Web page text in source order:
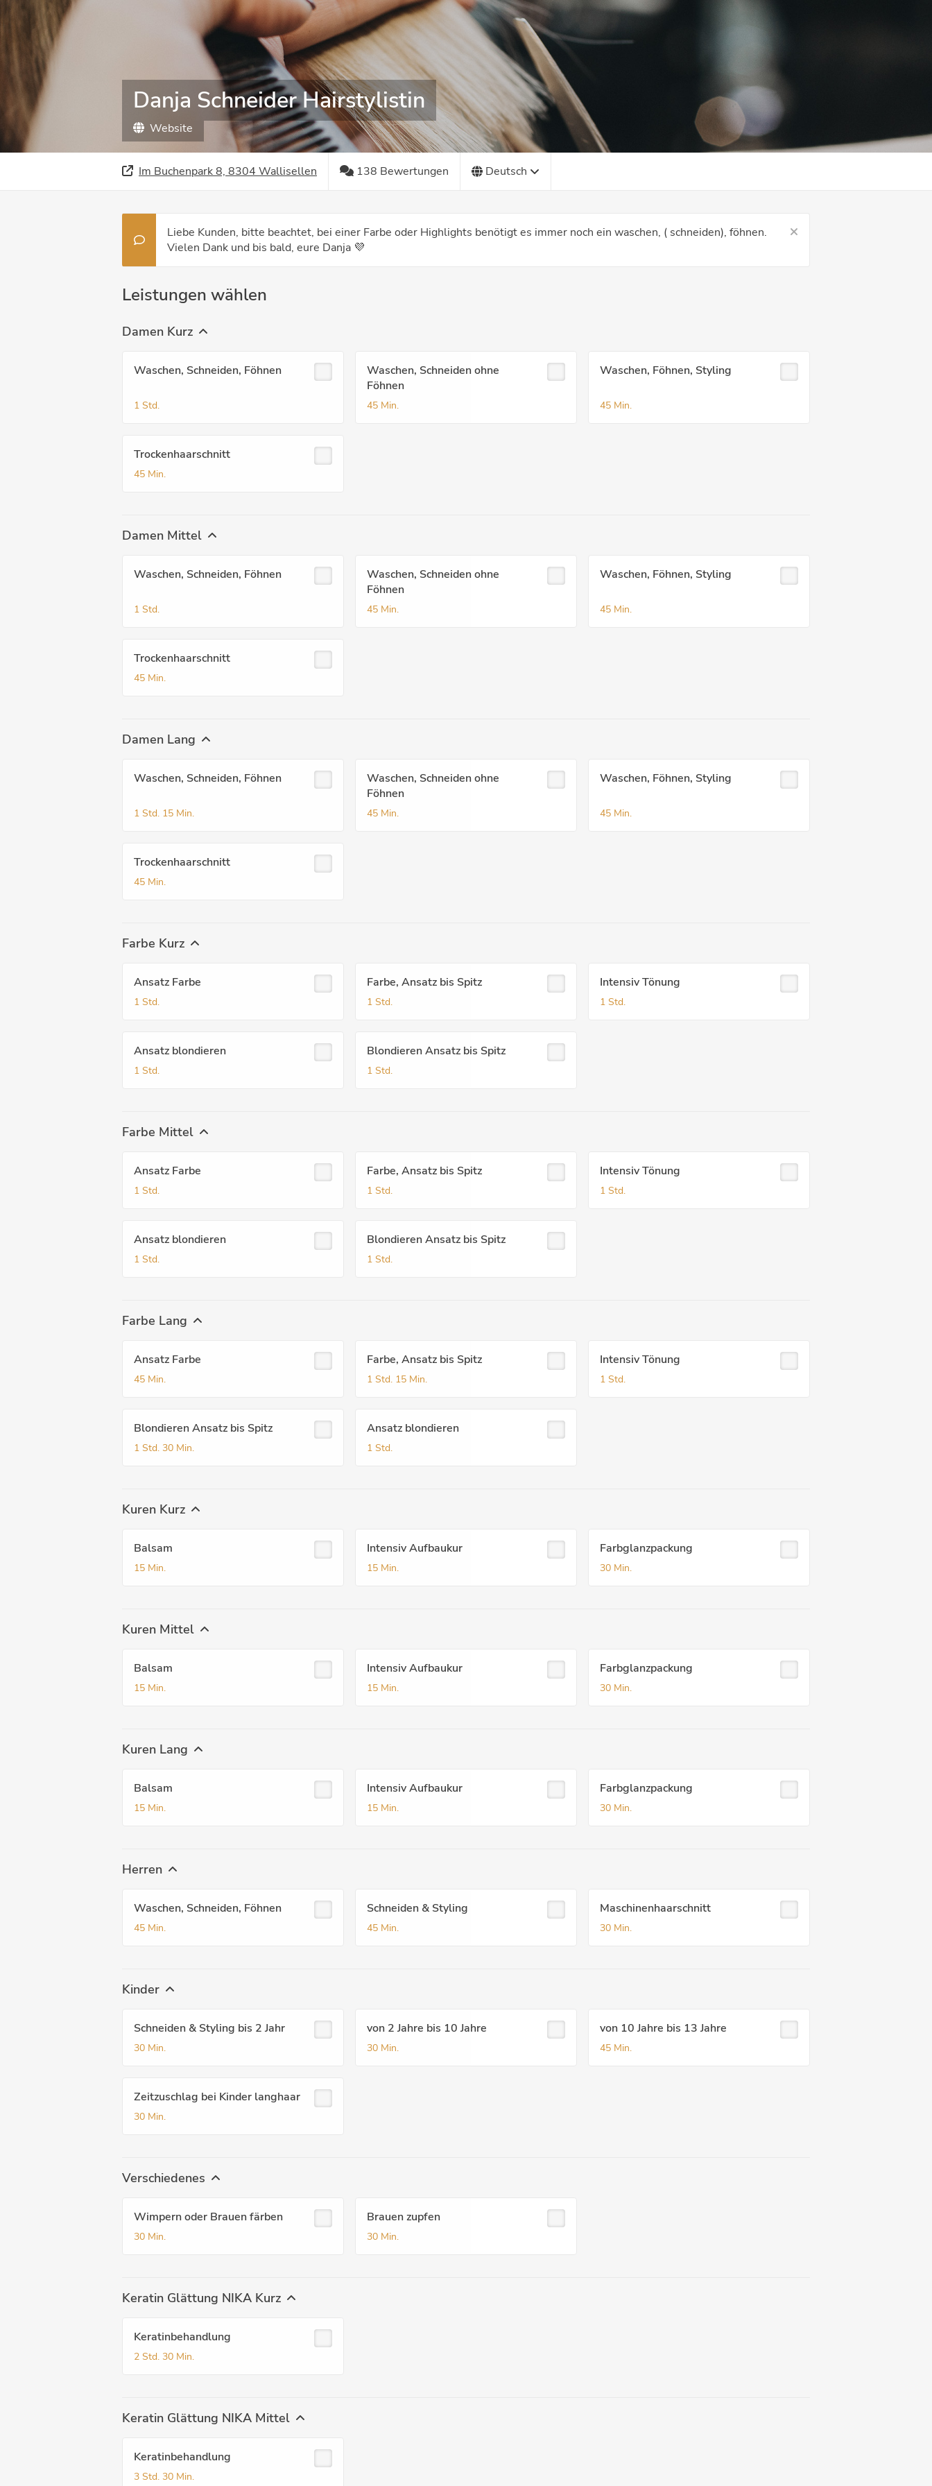
Danja Schneider Hairstylistin
Website
Im Buchenpark 8, 8304 Wallisellen 138 Bewertungen Deutsch
Liebe Kunden, bitte beachtet, bei einer Farbe oder Highlights benötigt es immer noch ein waschen, ( schneiden), föhnen.
Vielen Dank und bis bald, eure Danja 💜
Leistungen wählen
Damen Kurz
Waschen, Schneiden, Föhnen
1 Std.
Waschen, Schneiden ohne
Föhnen
45 Min.
Waschen, Föhnen, Styling
45 Min.
Trockenhaarschnitt
45 Min.
Damen Mittel
Waschen, Schneiden, Föhnen
1 Std.
Waschen, Schneiden ohne
Föhnen
45 Min.
Waschen, Föhnen, Styling
45 Min.
Trockenhaarschnitt
45 Min.
Damen Lang
Waschen, Schneiden, Föhnen
1 Std. 15 Min.
Waschen, Schneiden ohne
Föhnen
45 Min.
Waschen, Föhnen, Styling
45 Min.
Trockenhaarschnitt
45 Min.
Farbe Kurz
Ansatz Farbe
1 Std.
Farbe, Ansatz bis Spitz
1 Std.
Intensiv Tönung
1 Std.
Ansatz blondieren
1 Std.
Blondieren Ansatz bis Spitz
1 Std.
Farbe Mittel
Ansatz Farbe
1 Std.
Farbe, Ansatz bis Spitz
1 Std.
Intensiv Tönung
1 Std.
Ansatz blondieren
1 Std.
Blondieren Ansatz bis Spitz
1 Std.
Farbe Lang
Ansatz Farbe
45 Min.
Farbe, Ansatz bis Spitz
1 Std. 15 Min.
Intensiv Tönung
1 Std.
Blondieren Ansatz bis Spitz
1 Std. 30 Min.
Ansatz blondieren
1 Std.
Kuren Kurz
Balsam
15 Min.
Intensiv Aufbaukur
15 Min.
Farbglanzpackung
30 Min.
Kuren Mittel
Balsam
15 Min.
Intensiv Aufbaukur
15 Min.
Farbglanzpackung
30 Min.
Kuren Lang
Balsam
15 Min.
Intensiv Aufbaukur
15 Min.
Farbglanzpackung
30 Min.
Herren
Waschen, Schneiden, Föhnen
45 Min.
Schneiden & Styling
45 Min.
Maschinenhaarschnitt
30 Min.
Kinder
Schneiden & Styling bis 2 Jahr
30 Min.
von 2 Jahre bis 10 Jahre
30 Min.
von 10 Jahre bis 13 Jahre
45 Min.
Zeitzuschlag bei Kinder langhaar
30 Min.
Verschiedenes
Wimpern oder Brauen färben
30 Min.
Brauen zupfen
30 Min.
Keratin Glättung NIKA Kurz
Keratinbehandlung
2 Std. 30 Min.
Keratin Glättung NIKA Mittel
Keratinbehandlung
3 Std. 30 Min.